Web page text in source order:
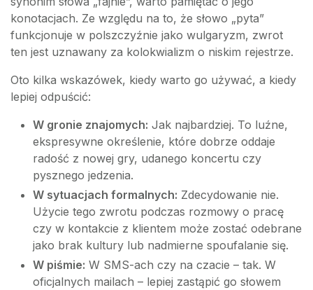
konotacjach. Ze względu na to, że słowo „pyta”
funkcjonuje w polszczyźnie jako wulgaryzm, zwrot
ten jest uznawany za kolokwializm o niskim rejestrze.
Oto kilka wskazówek, kiedy warto go używać, a kiedy
lepiej odpuścić:
W gronie znajomych: Jak najbardziej. To luźne,
ekspresywne określenie, które dobrze oddaje
radość z nowej gry, udanego koncertu czy
pysznego jedzenia.
W sytuacjach formalnych: Zdecydowanie nie.
Użycie tego zwrotu podczas rozmowy o pracę
czy w kontakcie z klientem może zostać odebrane
jako brak kultury lub nadmierne spoufalanie się.
W piśmie: W SMS-ach czy na czacie – tak. W
oficjalnych mailach – lepiej zastąpić go słowem